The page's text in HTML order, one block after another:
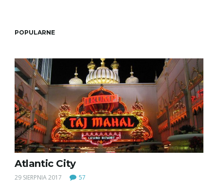
n
a
POPULARNE
Atlantic City
29 SIERPNIA 2017 57